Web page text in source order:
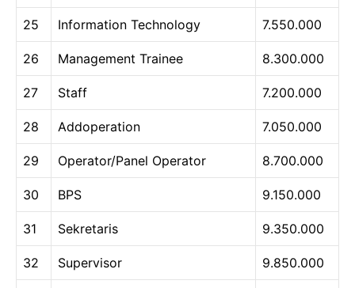
25 Information Technology 7.550.000
26 Management Trainee 8.300.000
27 Staff 7.200.000
28 Addoperation 7.050.000
29 Operator/Panel Operator 8.700.000
30 BPS 9.150.000
31 Sekretaris 9.350.000
32 Supervisor 9.850.000